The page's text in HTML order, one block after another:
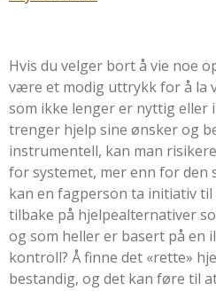
Hvis du velger bort å vie noe
være et modig uttrykk for å la
som ikke lenger er nyttig eller
trenger hjelp sine ønsker og
instrumentell, kan man
for systemet, mer enn for den
kan en fagperson ta initiativ til
tilbake på hjelpealternativer
og som heller er basert på en
kontroll? Å finne det «rette»
bestandig, og det kan føre til